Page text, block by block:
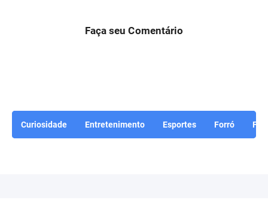
Faça seu Comentário
Curiosidade Entretenimento Esportes Forró